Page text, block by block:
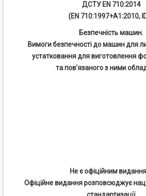
ДСТУ EN 710:2014
(EN 710:1997+A1:2010,
Безпечність машин.
Вимоги безпечності до машин для
устатковання для виготовлення
та пов’язаного з ними
Не є офіційним
Офіційне видання розповсюджує